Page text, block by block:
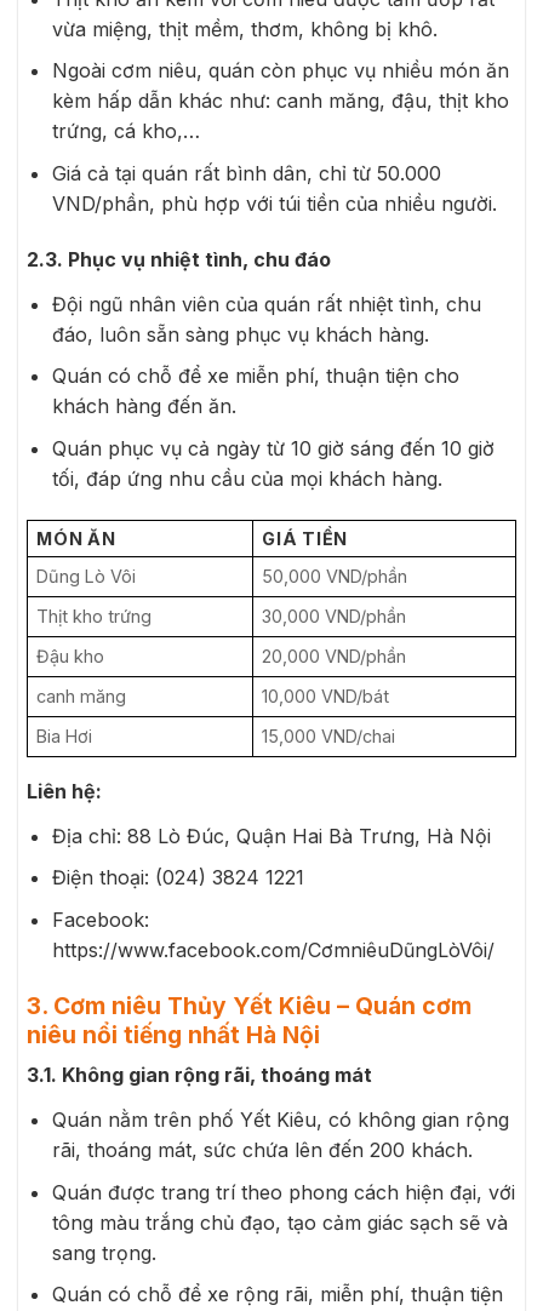
vừa miệng, thịt mềm, thơm, không bị khô.
Ngoài cơm niêu, quán còn phục vụ nhiều món ăn
kèm hấp dẫn khác như: canh măng, đậu, thịt kho
trứng, cá kho,…
Giá cả tại quán rất bình dân, chỉ từ 50.000
VND/phần, phù hợp với túi tiền của nhiều người.
2.3. Phục vụ nhiệt tình, chu đáo
Đội ngũ nhân viên của quán rất nhiệt tình, chu
đáo, luôn sẵn sàng phục vụ khách hàng.
Quán có chỗ để xe miễn phí, thuận tiện cho
khách hàng đến ăn.
Quán phục vụ cả ngày từ 10 giờ sáng đến 10 giờ
tối, đáp ứng nhu cầu của mọi khách hàng.
MÓN ĂN
GIÁ TIỀN
Dũng Lò Vôi
50,000 VND/phần
Thịt kho trứng
30,000 VND/phần
Đậu kho
20,000 VND/phần
canh măng
10,000 VND/bát
Bia Hơi
15,000 VND/chai
Liên hệ:
Địa chỉ: 88 Lò Đúc, Quận Hai Bà Trưng, Hà Nội
Điện thoại: (024) 3824 1221
Facebook:
https://www.facebook.com/CơmniêuDũngLòVôi/
3. Cơm niêu Thủy Yết Kiêu – Quán cơm
niêu nổi tiếng nhất Hà Nội
3.1. Không gian rộng rãi, thoáng mát
Quán nằm trên phố Yết Kiêu, có không gian rộng
rãi, thoáng mát, sức chứa lên đến 200 khách.
Quán được trang trí theo phong cách hiện đại, với
tông màu trắng chủ đạo, tạo cảm giác sạch sẽ và
sang trọng.
Quán có chỗ để xe rộng rãi, miễn phí, thuận tiện